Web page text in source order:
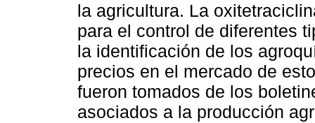
la agricultura. La
para el control de diferentes
la identificación de los
precios en el mercado de
fueron tomados de los
asociados a la producción